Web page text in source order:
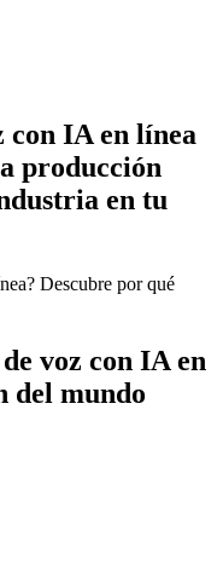
IA en línea
producción
en tu
Descubre por qué
voz con IA en
del mundo